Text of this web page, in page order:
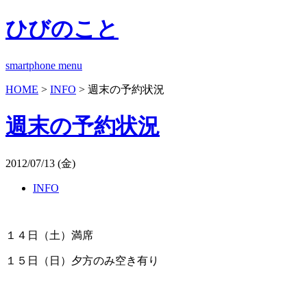
ひびのこと
smartphone menu
HOME > INFO > 週末の予約状況
週末の予約状況
2012/07/13 (金)
INFO
１４日（土）満席
１５日（日）夕方のみ空き有り